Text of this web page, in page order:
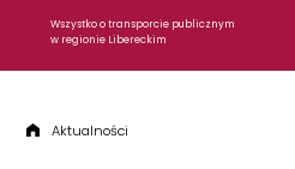
Wszystko o transporcie publicznym
w regionie Libereckim
Aktualności